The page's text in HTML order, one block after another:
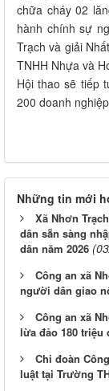
chữa cháy 02
hành chính sự
Trạch và giải
TNHH Nhựa và
Hội thao sẽ tiếp
200 doanh
Những tin mới
Xã Nhơn
dân sẵn sàng
dân năm 2026
Công an xã
người dân giao
Công an xã
lừa đảo 180 triệu
Chi đoàn
luật tại Trường